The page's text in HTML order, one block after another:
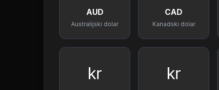
AUD
Australijski dolar
CAD
Kanadski dolar
kr kr